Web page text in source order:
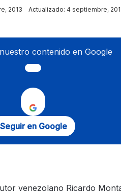
2013 Actualizado: 4 septiembre,
contenido en Google
Seguir en Google
venezolano Ricardo